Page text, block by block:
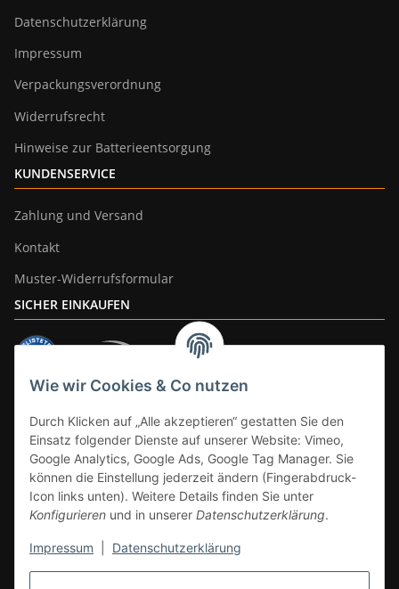
Wie wir Cookies & Co nutzen
Durch Klicken auf „Alle akzeptieren“ gestatten Sie den
Einsatz folgender Dienste auf unserer Website: Vimeo,
Google Analytics, Google Ads, Google Tag Manager. Sie
können die Einstellung jederzeit ändern (Fingerabdruck-
Icon links unten). Weitere Details finden Sie unter
Konfigurieren und in unserer Datenschutzerklärung.
Impressum Datenschutzerklärung
Datenschutzerklärung
Impressum
Verpackungsverordnung
Widerrufsrecht
Hinweise zur Batterieentsorgung
KUNDENSERVICE
Zahlung und Versand
Kontakt
Muster-Widerrufsformular
SICHER EINKAUFEN